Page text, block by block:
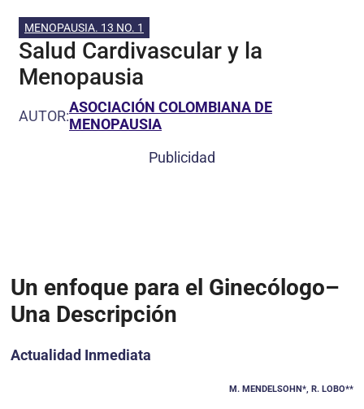
MENOPAUSIA. 13 NO. 1
Salud Cardivascular y la
Menopausia
AUTOR:ASOCIACIÓN COLOMBIANA DE
MENOPAUSIA
Publicidad
Un enfoque para el Ginecólogo–
Una Descripción
Actualidad Inmediata
M. MENDELSOHN*, R. LOBO**